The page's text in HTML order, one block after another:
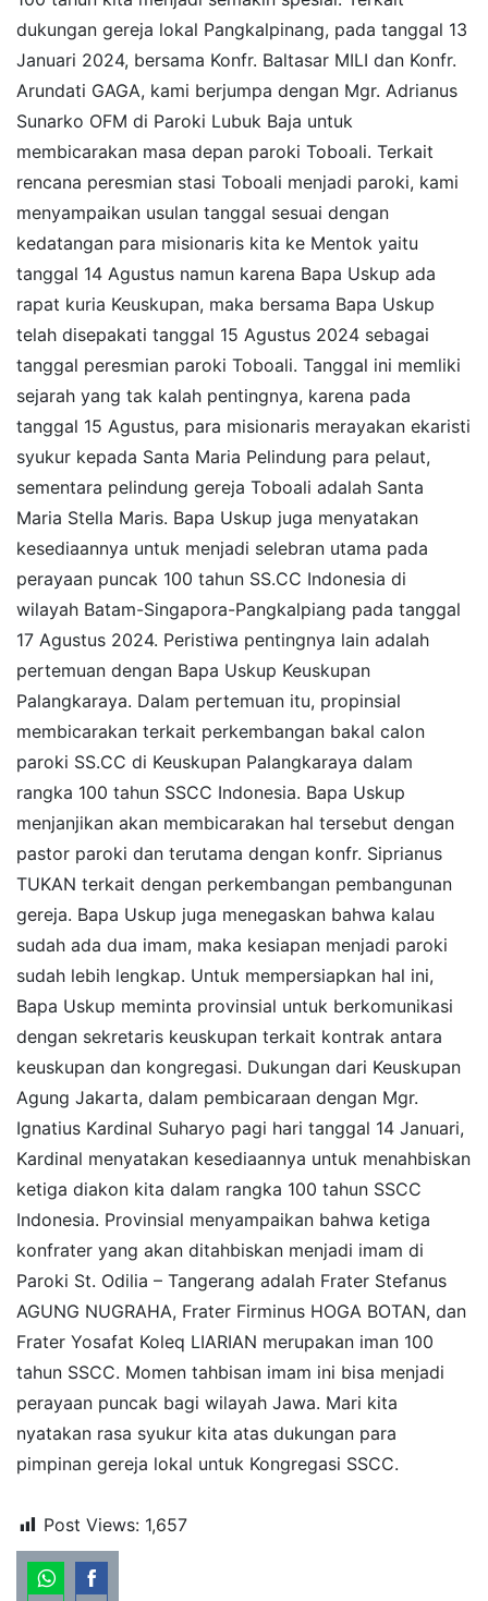
dukungan gereja lokal Pangkalpinang, pada tanggal 13
Januari 2024, bersama Konfr. Baltasar MILI dan Konfr.
Arundati GAGA, kami berjumpa dengan Mgr. Adrianus
Sunarko OFM di Paroki Lubuk Baja untuk
membicarakan masa depan paroki Toboali. Terkait
rencana peresmian stasi Toboali menjadi paroki, kami
menyampaikan usulan tanggal sesuai dengan
kedatangan para misionaris kita ke Mentok yaitu
tanggal 14 Agustus namun karena Bapa Uskup ada
rapat kuria Keuskupan, maka bersama Bapa Uskup
telah disepakati tanggal 15 Agustus 2024 sebagai
tanggal peresmian paroki Toboali. Tanggal ini memliki
sejarah yang tak kalah pentingnya, karena pada
tanggal 15 Agustus, para misionaris merayakan ekaristi
syukur kepada Santa Maria Pelindung para pelaut,
sementara pelindung gereja Toboali adalah Santa
Maria Stella Maris. Bapa Uskup juga menyatakan
kesediaannya untuk menjadi selebran utama pada
perayaan puncak 100 tahun SS.CC Indonesia di
wilayah Batam-Singapora-Pangkalpiang pada tanggal
17 Agustus 2024. Peristiwa pentingnya lain adalah
pertemuan dengan Bapa Uskup Keuskupan
Palangkaraya. Dalam pertemuan itu, propinsial
membicarakan terkait perkembangan bakal calon
paroki SS.CC di Keuskupan Palangkaraya dalam
rangka 100 tahun SSCC Indonesia. Bapa Uskup
menjanjikan akan membicarakan hal tersebut dengan
pastor paroki dan terutama dengan konfr. Siprianus
TUKAN terkait dengan perkembangan pembangunan
gereja. Bapa Uskup juga menegaskan bahwa kalau
sudah ada dua imam, maka kesiapan menjadi paroki
sudah lebih lengkap. Untuk mempersiapkan hal ini,
Bapa Uskup meminta provinsial untuk berkomunikasi
dengan sekretaris keuskupan terkait kontrak antara
keuskupan dan kongregasi. Dukungan dari Keuskupan
Agung Jakarta, dalam pembicaraan dengan Mgr.
Ignatius Kardinal Suharyo pagi hari tanggal 14 Januari,
Kardinal menyatakan kesediaannya untuk menahbiskan
ketiga diakon kita dalam rangka 100 tahun SSCC
Indonesia. Provinsial menyampaikan bahwa ketiga
konfrater yang akan ditahbiskan menjadi imam di
Paroki St. Odilia – Tangerang adalah Frater Stefanus
AGUNG NUGRAHA, Frater Firminus HOGA BOTAN, dan
Frater Yosafat Koleq LIARIAN merupakan iman 100
tahun SSCC. Momen tahbisan imam ini bisa menjadi
perayaan puncak bagi wilayah Jawa. Mari kita
nyatakan rasa syukur kita atas dukungan para
pimpinan gereja lokal untuk Kongregasi SSCC.
Post Views: 1,657